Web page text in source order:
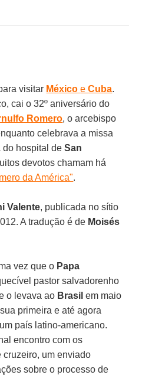
visitar MéxicoeCuba.
cai o 32º aniversário do
Romero, o arcebispo
celebrava a missa
do hospital deSan
devotos chamam há
da América".
Valente, publicada no sítio
A tradução é de Moisés
vez que o Papa
pastor salvadorenho
o levava ao Brasilem maio
primeira e até agora
país latino-americano.
encontro com os
cruzeiro, um enviado
sobre o processo de